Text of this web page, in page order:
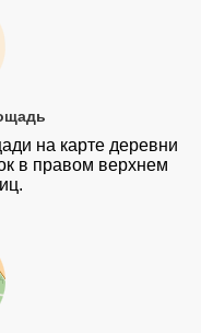
на карте деревни
в правом верхнем